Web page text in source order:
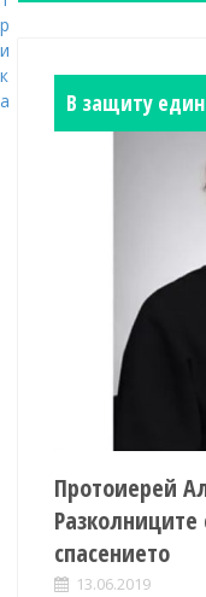
e
n
t
В защиту
Протоиерей
спасението
13.06.2019